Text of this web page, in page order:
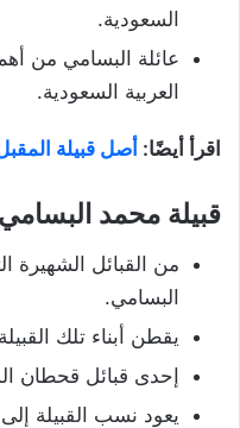
السعودية.
عائلة البسامي من
العربية السعودية.
اقرأ أيضًا: أصل قبيلة
قبيلة محمد البسامي
من القبائل الشهيرة
البسامي.
يقطن أبناء تلك
إحدى قبائل قحطان
يعود نسب القبيلة